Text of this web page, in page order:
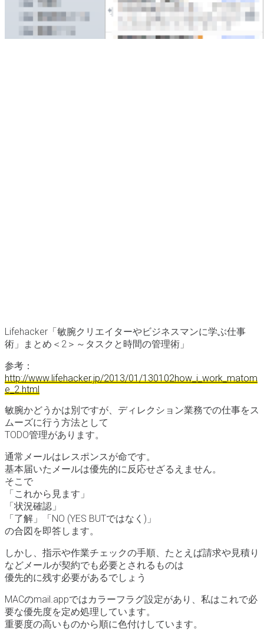
Lifehacker「敏腕クリエイターやビジネスマンに学ぶ仕事
術」まとめ＜2＞～タスクと時間の管理術」
参考：
http://www.lifehacker.jp/2013/01/130102how_i_work_matom
e_2.html
敏腕かどうかは別ですが、ディレクション業務での仕事をス
ムーズに行う方法として
TODO管理があります。
通常メールはレスポンスが命です。
基本届いたメールは優先的に反応せざるえません。
そこで
「これから見ます」
「状況確認」
「了解」「NO (YES BUTではなく)」
の合図を即答します。
しかし、指示や作業チェックの手順、たとえば請求や見積り
などメールが契約でも必要とされるものは
優先的に残す必要があるでしょう
MACのmail.appではカラーフラグ設定があり、私はこれで必
要な優先度を定め処理しています。
重要度の高いものから順に色付けしています。